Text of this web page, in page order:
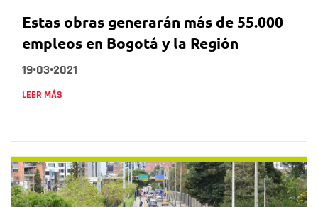
Estas obras generarán más de 55.000
empleos en Bogotá y la Región
19•03•2021
LEER MÁS